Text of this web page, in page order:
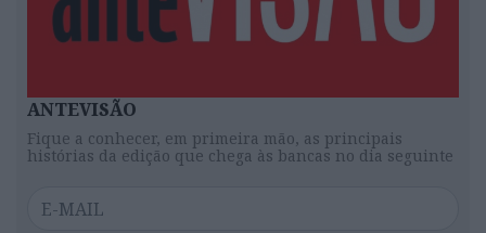
ANTEVISÃO
Fique a conhecer, em primeira mão, as principais
histórias da edição que chega às bancas no dia seguinte